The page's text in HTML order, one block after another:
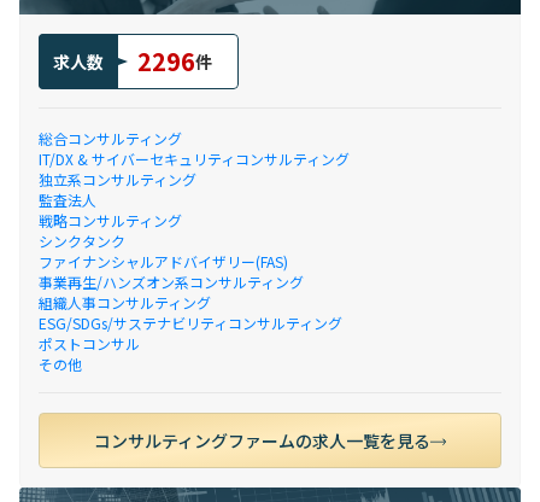
求人数 2296件
総合コンサルティング
IT/DX & サイバーセキュリティコンサルティング
独立系コンサルティング
監査法人
戦略コンサルティング
シンクタンク
ファイナンシャルアドバイザリー(FAS)
事業再生/ハンズオン系コンサルティング
組織人事コンサルティング
ESG/SDGs/サステナビリティコンサルティング
ポストコンサル
その他
コンサルティングファームの求人一覧を見る